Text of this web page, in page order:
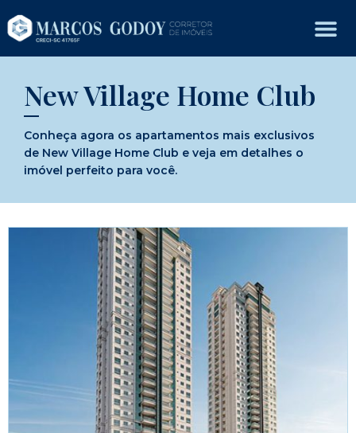
New Village Home Club
Conheça agora os apartamentos mais exclusivos
de New Village Home Club e veja em detalhes o
imóvel perfeito para você.